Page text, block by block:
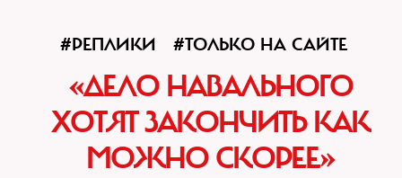
#РЕПЛИКИ #ТОЛЬКО НА САЙТЕ
«ДЕЛО НАВАЛЬНОГО
ХОТЯТ ЗАКОНЧИТЬ КАК
МОЖНО СКОРЕЕ»